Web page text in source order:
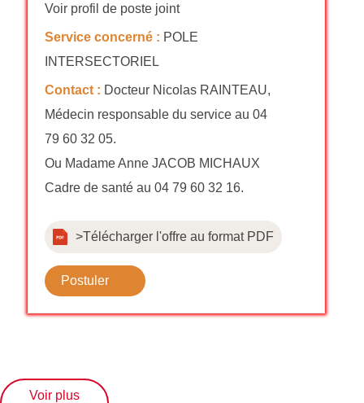
Voir profil de poste joint
Service concerné : POLE
INTERSECTORIEL
Contact : Docteur Nicolas RAINTEAU,
Médecin responsable du service au 04
79 60 32 05.
Ou Madame Anne JACOB MICHAUX
Cadre de santé au 04 79 60 32 16.
>Télécharger l'offre au format PDF
Postuler
Voir plus